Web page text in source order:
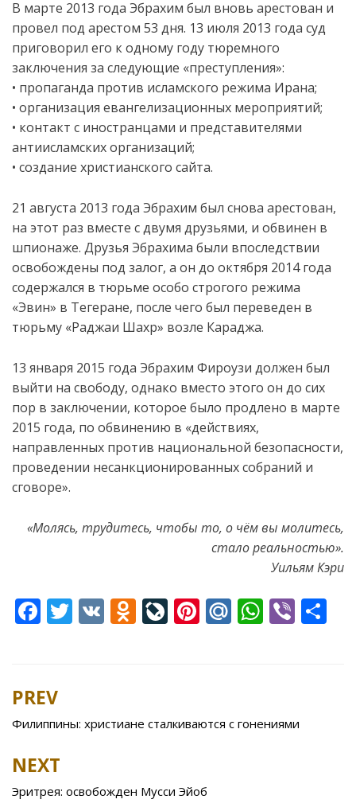
В марте 2013 года Эбрахим был вновь арестован и
провел под арестом 53 дня. 13 июля 2013 года суд
приговорил его к одному году тюремного
заключения за следующие «преступления»:
• пропаганда против исламского режима Ирана;
• организация евангелизационных мероприятий;
• контакт с иностранцами и представителями
антиисламских организаций;
• создание христианского сайта.
21 августа 2013 года Эбрахим был снова арестован,
на этот раз вместе с двумя друзьями, и обвинен в
шпионаже. Друзья Эбрахима были впоследствии
освобождены под залог, а он до октября 2014 года
содержался в тюрьме особо строгого режима
«Эвин» в Тегеране, после чего был переведен в
тюрьму «Раджаи Шахр» возле Караджа.
13 января 2015 года Эбрахим Фироузи должен был
выйти на свободу, однако вместо этого он до сих
пор в заключении, которое было продлено в марте
2015 года, по обвинению в «действиях,
направленных против национальной безопасности,
проведении несанкционированных собраний и
сговоре».
«Молясь, трудитесь, чтобы то, о чём вы молитесь,
стало реальностью».
Уильям Кэри
F
b
o
o
k
T V O
kl
as
ni
Li
u
r
al
Pi
st
M
u
W
A
p
Vi
Post
navigation
PREV
Филиппины: христиане сталкиваются с гонениями
NEXT
Эритрея: освобожден Мусси Эйоб